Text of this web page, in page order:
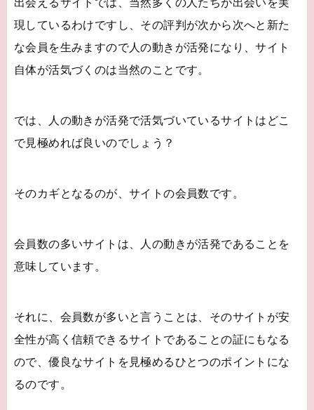
出会えるサイトでは、当然多くの人たちが出会いを実
現しているわけですし、その評判が次から次へと新た
な会員を生みますので人の動きが活発になり、サイト
自体が活気づくのは当然のことです。
では、人の動きが活発で活気づいているサイトはどこ
で見極めれば良いのでしょう？
そのカギとなるのが、サイトの会員数です。
会員数の多いサイトは、人の動きが活発であることを
意味しています。
それに、会員数が多いと言うことは、そのサイトが安
全性が高く信頼できるサイトであることの証にもなる
ので、優良なサイトを見極めるひとつのポイントにな
るのです。